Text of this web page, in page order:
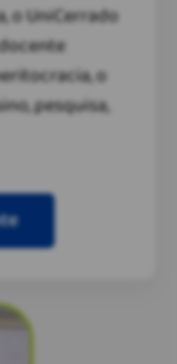
o UniCerrado
o
pesquisa,